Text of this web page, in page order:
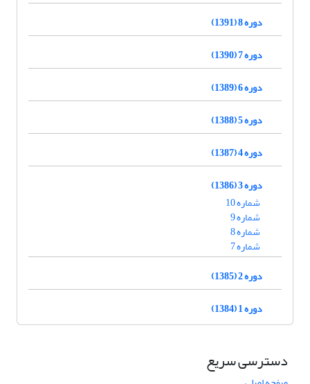
دوره 8 (1391)
دوره 7 (1390)
دوره 6 (1389)
دوره 5 (1388)
دوره 4 (1387)
دوره 3 (1386)
شماره 10
شماره 9
شماره 8
شماره 7
دوره 2 (1385)
دوره 1 (1384)
دسترسی سریع